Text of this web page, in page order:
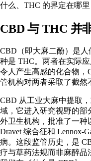
什么、THC 的界定在哪
CBD 与 THC 并
CBD（即大麻二酚）是
种是 THC。两者在实际
令人产生高感的化合物，
管机构对两者采取了截然
CBD 从工业大麻中提取
域，它进入研究视野的部
外卫生机构，批准了一种
Dravet 综合征和 Lennox-
病。这段监管历史，是
疗与草药法规而非麻醉品